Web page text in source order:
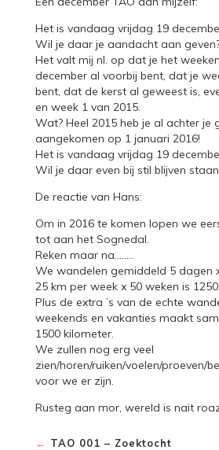
Het is vandaag vrijdag 19
Wil je daar je aandacht aan
Het valt mij nl. op dat je het
december al voorbij bent, dat je
bent, dat de kerst al geweest is,
en week 1 van 2015.
Wat? Heel 2015 heb je al achter je
aangekomen op 1 januari 2016!
Het is vandaag vrijdag 19
Wil je daar even bij stil blijven
De reactie van Hans:
Om in 2016 te komen lopen we
tot aan het Sognedal.
Reken maar na……..
We wandelen gemiddeld 5 dagen
25 km per week x 50 weken is
Plus de extra ’s van de echte
weekends en vakanties maakt
1500 kilometer.
We zullen nog erg veel
zien/horen/ruiken/voelen/proeven/
voor we er zijn.
Rusteg aan mor, wereld is nait
← TAO 001 – Zoektocht